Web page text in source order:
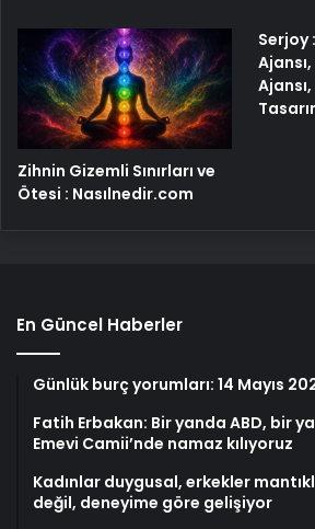
Zihnin Gizemli Sınırları ve
Ötesi : Nasılnedir.com
Serjoy
En Güncel Haberler
Günlük burç yorumları: 14 Mayıs
Fatih Erbakan: Bir yanda ABD, bir
Emevi Camii’nde namaz kılıyoruz
Kadınlar duygusal, erkekler
değil, deneyime göre gelişiyor